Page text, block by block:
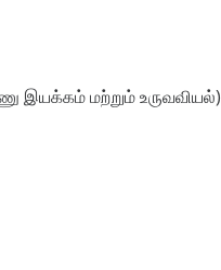
மற்றும் உருவவியல்)